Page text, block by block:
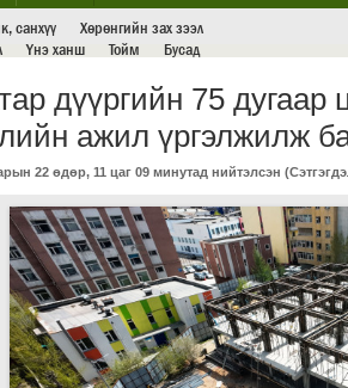
санхүү
Хөрөнгийн зах зээл
Үнэ ханш Тойм Бусад
дүүргийн 75 дугаар
ажил үргэлжилж
22 өдөр, 11 цаг 09 минутад нийтэлсэн (